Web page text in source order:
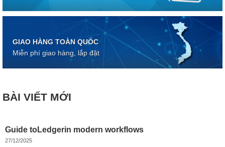
GIAO HÀNG TOÀN QUỐC
Miễn phí giao hàng, lắp đặt
BÀI VIẾT MỚI
Guide toLedgerin modern workflows
27/12/2025